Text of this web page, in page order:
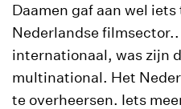
Daamen gaf aan wel
Nederlandse
internationaal, was zijn
multinational. Het
te overheersen. Iets